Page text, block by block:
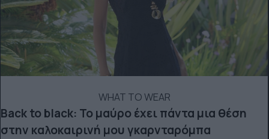
WHAT TO WEAR
Back to black: Το μαύρο έχει πάντα μια θέση
στην καλοκαιρινή μου γκαρνταρόμπα